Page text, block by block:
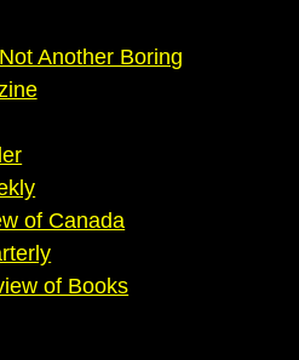
Another Boring
of Canada
of Books